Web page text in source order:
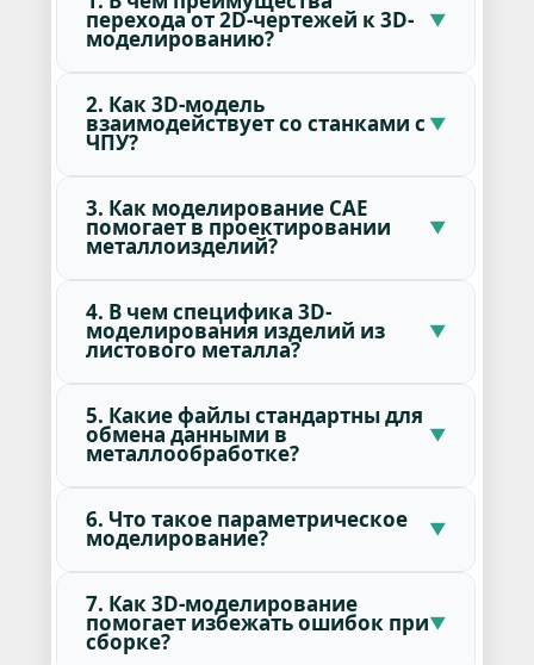
перехода от 2D-чертежей к 3D-
моделированию?
2. Как 3D-модель
взаимодействует со станками с
ЧПУ?
3. Как моделирование CAE
помогает в проектировании
металлоизделий?
4. В чем специфика 3D-
моделирования изделий из
листового металла?
5. Какие файлы стандартны для
обмена данными в
металлообработке?
6. Что такое параметрическое
моделирование?
7. Как 3D-моделирование
помогает избежать ошибок при
сборке?